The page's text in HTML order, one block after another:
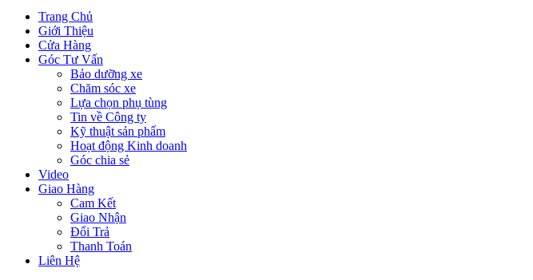
Trang Chủ
Giới Thiệu
Cửa Hàng
Góc Tư Vấn
Bảo dưỡng xe
Chăm sóc xe
Lựa chọn phụ tùng
Tin về Công ty
Kỹ thuật sản phẩm
Hoạt động Kinh doanh
Góc chia sẻ
Video
Giao Hàng
Cam Kết
Giao Nhận
Đổi Trả
Thanh Toán
Liên Hệ